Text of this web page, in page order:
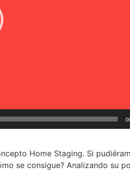
Home Staging. Si
se consigue? Analizando su